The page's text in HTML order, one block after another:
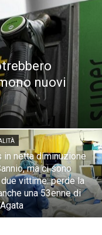
nuovi
in netta diminuzione
ma ci sono
vittime: perde la
una 53enne di